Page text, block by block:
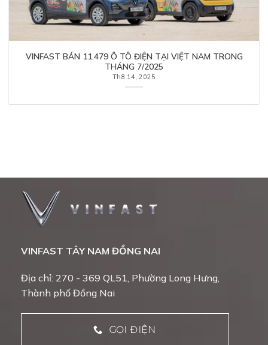
VINFAST BÁN 11.479 Ô TÔ ĐIỆN TẠI VIỆT NAM TRONG
THÁNG 7/2025
Th8 14, 2025
VINFAST TÂY NAM ĐỒNG NAI
Địa chỉ: 270 - 369 QL51, Phường Long Hưng,
Thành phố Đồng Nai
GỌI ĐIỆN